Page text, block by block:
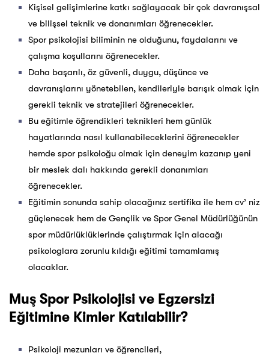
Kişisel gelişimlerine katkı sağlayacak bir çok davranışsal
ve bilişsel teknik ve donanımları öğrenecekler.
Spor psikolojisi biliminin ne olduğunu, faydalarını ve
çalışma koşullarını öğrenecekler.
Daha başarılı, öz güvenli, duygu, düşünce ve
davranışlarını yönetebilen, kendileriyle barışık olmak için
gerekli teknik ve stratejileri öğrenecekler.
Bu eğitimle öğrendikleri teknikleri hem günlük
hayatlarında nasıl kullanabileceklerini öğrenecekler
hemde spor psikoloğu olmak için deneyim kazanıp yeni
bir meslek dalı hakkında gerekli donanımları
öğrenecekler.
Eğitimin sonunda sahip olacağınız sertifika ile hem cv’ niz
güçlenecek hem de Gençlik ve Spor Genel Müdürlüğünün
spor müdürlüklüklerinde çalıştırmak için alacağı
psikologlara zorunlu kıldığı eğitimi tamamlamış
olacaklar.
Muş Spor Psikolojisi ve Egzersizi
Eğitimine Kimler Katılabilir?
Psikoloji mezunları ve öğrencileri,